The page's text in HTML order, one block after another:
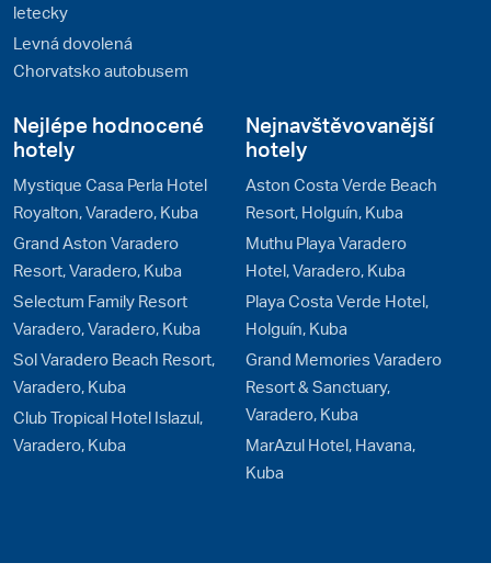
letecky
Levná dovolená
Chorvatsko autobusem
Nejlépe hodnocené
hotely
Mystique Casa Perla Hotel
Royalton, Varadero, Kuba
Grand Aston Varadero
Resort, Varadero, Kuba
Selectum Family Resort
Varadero, Varadero, Kuba
Sol Varadero Beach Resort,
Varadero, Kuba
Club Tropical Hotel Islazul,
Varadero, Kuba
Nejnavštěvovanější
hotely
Aston Costa Verde Beach
Resort, Holguín, Kuba
Muthu Playa Varadero
Hotel, Varadero, Kuba
Playa Costa Verde Hotel,
Holguín, Kuba
Grand Memories Varadero
Resort & Sanctuary,
Varadero, Kuba
MarAzul Hotel, Havana,
Kuba